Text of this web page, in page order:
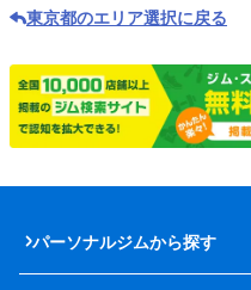
東京都のエリア選択に戻る
パーソナルジムから探す